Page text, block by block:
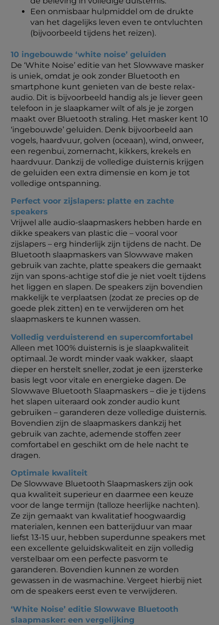
Een onmisbaar hulpmiddel om de drukte
van het dagelijks leven even te ontvluchten
(bijvoorbeeld tijdens het reizen).
10 ingebouwde ‘white noise’ geluiden
De ‘White Noise’ editie van het Slowwave masker
is uniek, omdat je ook zonder Bluetooth en
smartphone kunt genieten van de beste relax-
audio. Dit is bijvoorbeeld handig als je liever geen
telefoon in je slaapkamer wilt of als je je zorgen
maakt over Bluetooth straling. Het masker kent 10
‘ingebouwde’ geluiden. Denk bijvoorbeeld aan
vogels, haardvuur, golven (oceaan), wind, onweer,
een regenbui, zomernacht, kikkers, krekels en
haardvuur. Dankzij de volledige duisternis krijgen
de geluiden een extra dimensie en kom je tot
volledige ontspanning.
Perfect voor zijslapers: platte en zachte
speakers
Vrijwel alle audio-slaapmaskers hebben harde en
dikke speakers van plastic die – vooral voor
zijslapers – erg hinderlijk zijn tijdens de nacht. De
Bluetooth slaapmaskers van Slowwave maken
gebruik van zachte, platte speakers die gemaakt
zijn van spons-achtige stof die je niet voelt tijdens
het liggen en slapen. De speakers zijn bovendien
makkelijk te verplaatsen (zodat ze precies op de
goede plek zitten) en te verwijderen om het
slaapmaskers te kunnen wassen.
Volledig verduisterend en supercomfortabel
Alleen met 100% duisternis is je slaapkwaliteit
optimaal. Je wordt minder vaak wakker, slaapt
dieper en herstelt sneller, zodat je een ijzersterke
basis legt voor vitale en energieke dagen. De
Slowwave Bluetooth Slaapmaskers – die je tijdens
het slapen uiteraard ook zonder audio kunt
gebruiken – garanderen deze volledige duisternis.
Bovendien zijn de slaapmaskers dankzij het
gebruik van zachte, ademende stoffen zeer
comfortabel en geschikt om de hele nacht te
dragen.
Optimale kwaliteit
De Slowwave Bluetooth Slaapmaskers zijn ook
qua kwaliteit superieur en daarmee een keuze
voor de lange termijn (talloze heerlijke nachten).
Ze zijn gemaakt van kwalitatief hoogwaardig
materialen, kennen een batterijduur van maar
liefst 13-15 uur, hebben superdunne speakers met
een excellente geluidskwaliteit en zijn volledig
verstelbaar om een perfecte pasvorm te
garanderen. Bovendien kunnen ze worden
gewassen in de wasmachine. Vergeet hierbij niet
om de speakers eerst even te verwijderen.
‘White Noise’ editie Slowwave Bluetooth
slaapmasker: een vergelijking